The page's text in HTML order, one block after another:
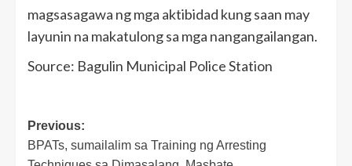
magsasagawa ng mga aktibidad kung saan may
layunin na makatulong sa mga nangangailangan.
Source: Bagulin Municipal Police Station
Post
navigation
Previous:
BPATs, sumailalim sa Training ng Arresting